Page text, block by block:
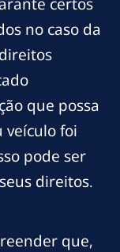
no caso da
que possa
veículo foi
pode ser
direitos.
que,